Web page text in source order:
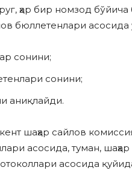
ҳар бир номзод
бюллетенлари
сонини;
сонини;
аниқлайди.
шаҳар сайлов
асосида, туман,
асосида